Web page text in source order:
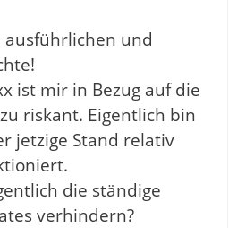
und
ist mir in Bezug auf die
riskant. Eigentlich bin
jetzige Stand relativ
die ständige
verhindern?